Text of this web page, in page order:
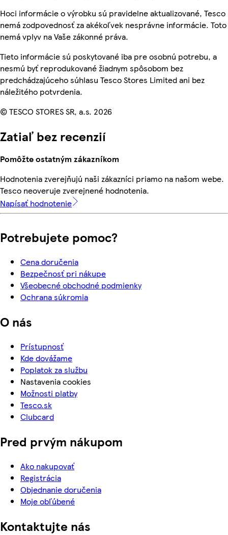
Hoci informácie o výrobku sú pravidelne aktualizované, Tesco
nemá zodpovednosť za akékoľvek nesprávne informácie. Toto
nemá vplyv na Vaše zákonné práva.
Tieto informácie sú poskytované iba pre osobnú potrebu, a
nesmú byť reprodukované žiadnym spôsobom bez
predchádzajúceho súhlasu Tesco Stores Limited ani bez
náležitého potvrdenia.
© TESCO STORES SR, a.s. 2026
Zatiaľ bez recenzií
Pomôžte ostatným zákazníkom
Hodnotenia zverejňujú naši zákazníci priamo na našom webe.
Tesco neoveruje zverejnené hodnotenia.
Napísať hodnotenie
Potrebujete pomoc?
Cena doručenia
Bezpečnosť pri nákupe
Všeobecné obchodné podmienky
Ochrana súkromia
O nás
Prístupnosť
Kde dovážame
Poplatok za službu
Nastavenia cookies
Možnosti platby
Tesco.sk
Clubcard
Pred prvým nákupom
Ako nakupovať
Registrácia
Objednanie doručenia
Moje obľúbené
Kontaktujte nás